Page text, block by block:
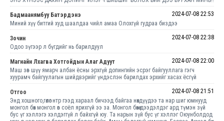
Бадмаанямбуу Батэрдэнэ
2024-07-08 22:53
Миний хүү битгий худ шаалдаа чийл амаа Олохгүй гудраа биздээ
Зочин
2024-07-08 22:38
Одоо зүгээр л бүгдийг нь барилдуул
Магнайн Лхагва Хотгойдын Алаг Адуут
2024-07-08 22:00
Маш зөв шүү ямарч албан ёсны эрхгүй допингийн эсрэг байгууллага гэгч
хуурамч байгуулагын шийдвэрийг үндэслэн барилдах эрхийг хасах ёсгүй
Отгоо
2024-07-08 21:51
Энд хошного,гөлөг нтр гээд хараал бичээд байгаа нөхдүүдээ та нар шиг юмнууд
монгол бөх монгол өв соёл ярихгүй ээ за. Монгол бөхөө дээдэлдэг ард түмэн зүй
бус үг хэллэгэ хэлдэггүй л байхгүй юу. Та нарын зүй бус үг хэллэг Оюунболдод